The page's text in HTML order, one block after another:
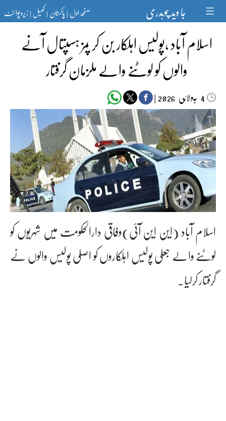
content جا وید چوہدری صفحۂ اول|پاکستان|کھیل|زیرو پوائنٹ
اسلام آباد ،پولیس اہلکار بن کر پمز ہسپتال آنے
والوں کو لوٹنے والے ملزمان گرفتار
4جولائی |
اسلام آباد (این این آئی)وفاقی دارالحکومت میں شہریوں کو
لوٹنے والے جعلی پولیس اہلکاروں کو اصلی پولیس والوں نے
گرفتار کرلیا۔